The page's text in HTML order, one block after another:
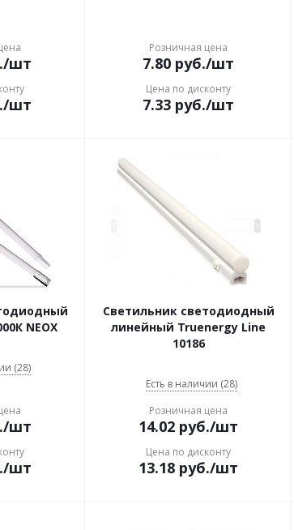
/шт
/шт
Розничная цена
7.80 руб./шт
Цена по дисконту
7.33 руб./шт
NEOX
(28)
/шт
/шт
Светильник светодиодный
линейный Truenergy Line
10186
Есть в наличии (28)
Розничная цена
14.02 руб./шт
Цена по дисконту
13.18 руб./шт